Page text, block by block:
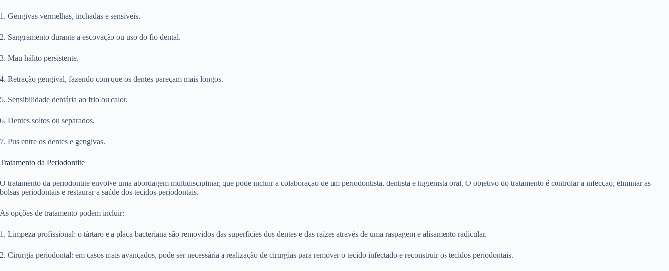
1. Gengivas vermelhas, inchadas e sensíveis.
2. Sangramento durante a escovação ou uso do fio dental.
3. Mau hálito persistente.
4. Retração gengival, fazendo com que os dentes pareçam mais longos.
5. Sensibilidade dentária ao frio ou calor.
6. Dentes soltos ou separados.
7. Pus entre os dentes e gengivas.
Tratamento da Periodontite
O tratamento da periodontite envolve uma abordagem multidisciplinar, que pode incluir a colaboração de um periodontista, dentista e higienista oral. O objetivo do tratamento é controlar a infecção, eliminar as
bolsas periodontais e restaurar a saúde dos tecidos periodontais.
As opções de tratamento podem incluir:
1. Limpeza profissional: o tártaro e a placa bacteriana são removidos das superfícies dos dentes e das raízes através de uma raspagem e alisamento radicular.
2. Cirurgia periodontal: em casos mais avançados, pode ser necessária a realização de cirurgias para remover o tecido infectado e reconstruir os tecidos periodontais.